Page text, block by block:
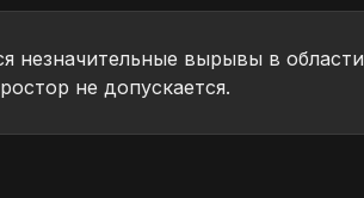
незначительные вырывы в области
не допускается.